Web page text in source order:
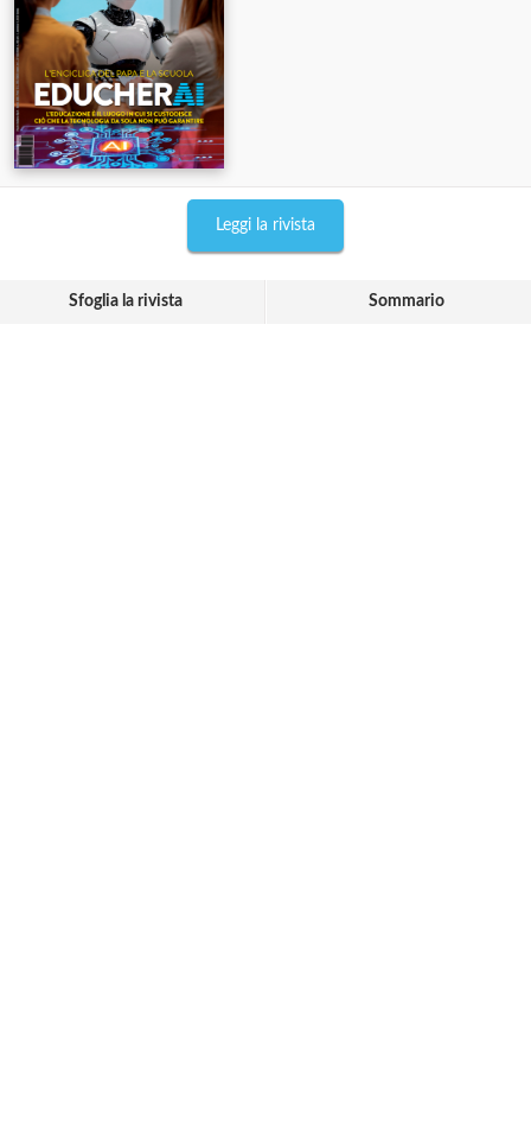
Leggi la rivista
Sfoglia la rivista Sommario